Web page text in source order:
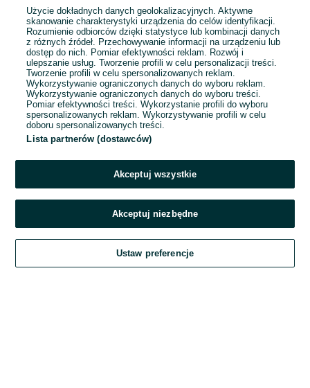
E-mail
Hasło
Zaloguj się
Kontynuując za pośrednictwem jednego z dostawców wskazanych powyżej,
OLX.pl w jego aktualnym brzmieniu.
Użycie dokładnych danych geolokalizacyjnych. Aktywne
skanowanie charakterystyki urządzenia do celów identyfikacji.
Rozumienie odbiorców dzięki statystyce lub kombinacji danych
z różnych źródeł. Przechowywanie informacji na urządzeniu lub
dostęp do nich. Pomiar efektywności reklam. Rozwój i
ulepszanie usług. Tworzenie profili w celu personalizacji treści.
Tworzenie profili w celu spersonalizowanych reklam.
Wykorzystywanie ograniczonych danych do wyboru reklam.
Wykorzystywanie ograniczonych danych do wyboru treści.
Pomiar efektywności treści. Wykorzystanie profili do wyboru
spersonalizowanych reklam. Wykorzystywanie profili w celu
doboru spersonalizowanych treści.
Lista partnerów (dostawców)
Akceptuj wszystkie
Akceptuj niezbędne
Ustaw preferencje